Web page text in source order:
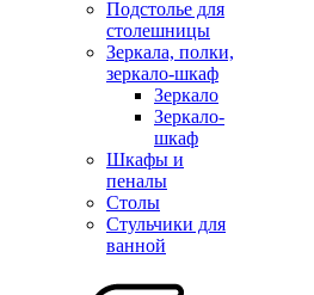
Подстолье для
столешницы
Зеркала, полки,
зеркало-шкаф
Зеркало
Зеркало-
шкаф
Шкафы и
пеналы
Столы
Стульчики для
ванной